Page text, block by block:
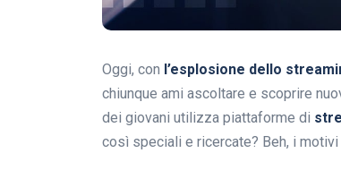
Oggi, con l’esplosione dello
chiunque ami ascoltare e scoprire
dei giovani utilizza piattaforme di
così speciali e ricercate? Beh, i